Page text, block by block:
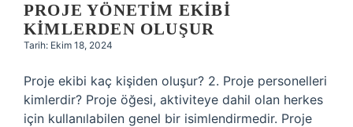
PROJE YÖNETIM EKIBI
KIMLERDEN OLUŞUR
Tarih: Ekim 18, 2024
Proje ekibi kaç kişiden oluşur? 2. Proje personelleri
kimlerdir? Proje öğesi, aktiviteye dahil olan herkes
için kullanılabilen genel bir isimlendirmedir. Proje